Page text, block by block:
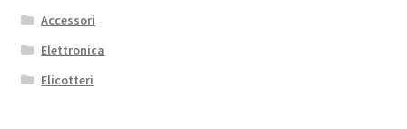
Accessori
Elettronica
Elicotteri